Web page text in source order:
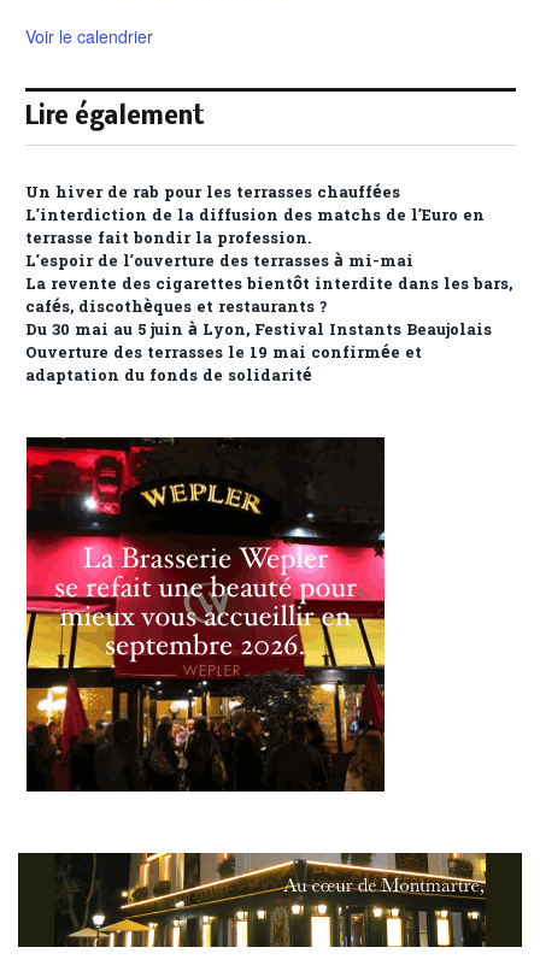
Voir le calendrier
Lire également
Un hiver de rab pour les terrasses chauffées
L’interdiction de la diffusion des matchs de l’Euro en
terrasse fait bondir la profession.
L’espoir de l’ouverture des terrasses à mi-mai
La revente des cigarettes bientôt interdite dans les bars,
cafés, discothèques et restaurants ?
Du 30 mai au 5 juin à Lyon, Festival Instants Beaujolais
Ouverture des terrasses le 19 mai confirmée et
adaptation du fonds de solidarité